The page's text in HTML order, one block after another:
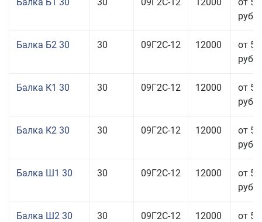
руб.
Балка Б2 30 30 09Г2С-12 12000
от
руб.
Балка К1 30 30 09Г2С-12 12000
от
руб.
Балка К2 30 30 09Г2С-12 12000
от
руб.
Балка Ш1 30 30 09Г2С-12 12000
от
руб.
Балка Ш2 30 30 09Г2С-12 12000
от